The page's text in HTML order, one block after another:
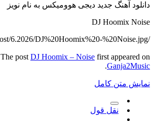
دانلود آهنگ جدید دیجی هوومیکس به نام نویز
DJ Hoomix Noise
/Image/Post/6.2026/DJ%20Hoomix%20-%20Noise.jpg
The post DJ Hoomix – Noise first appeared on
Ganja2Music
.
نمایش متن کامل
نقل قول